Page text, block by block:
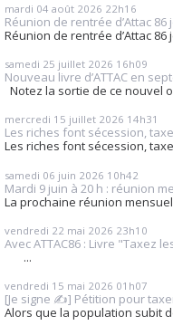
mardi 04 août 2026 22h16
Réunion de rentrée d’Attac 86
Réunion de rentrée d’Attac 86
samedi 25 juillet 2026 16h09
Nouveau livre d’ATTAC en
Notez la sortie de ce nouvel
mercredi 15 juillet 2026 14h31
Les riches font sécession,
Les riches font sécession,
samedi 06 juin 2026 10h42
Mardi 9 juin à 20 h : réunion
La prochaine réunion
vendredi 22 mai 2026 23h10
Avec ATTAC86 : Livre "Taxez
...
vendredi 15 mai 2026 01h07
[Je signe ✍️] Pétition pour
Alors que la population subit